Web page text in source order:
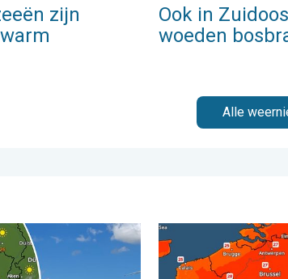
zijn
Ook in
woeden
Alle
. . dinsdag 28 juli 2026
om eropuit te trekken. Weekendweer. . .
Zaterdag warmste